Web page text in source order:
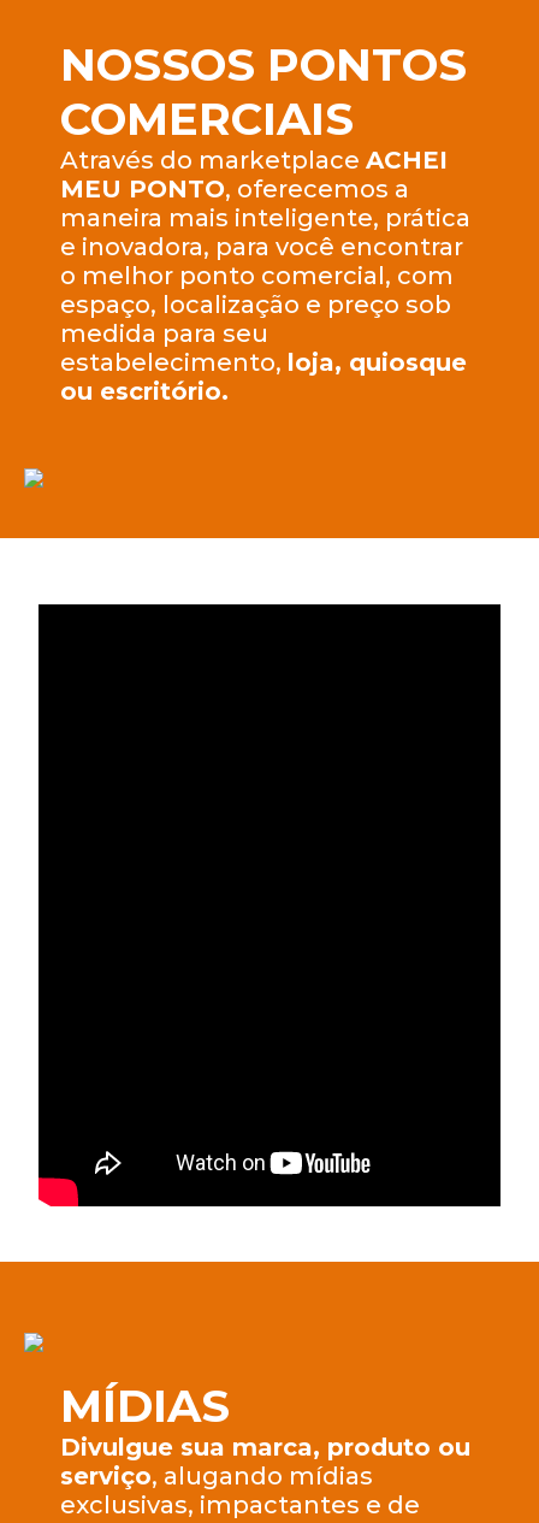
NOSSOS PONTOS
COMERCIAIS
Através do marketplace ACHEI
MEU PONTO, oferecemos a
maneira mais inteligente, prática
e inovadora, para você encontrar
o melhor ponto comercial, com
espaço, localização e preço sob
medida para seu
estabelecimento, loja, quiosque
ou escritório.
MÍDIAS
Divulgue sua marca, produto ou
serviço, alugando mídias
exclusivas, impactantes e de